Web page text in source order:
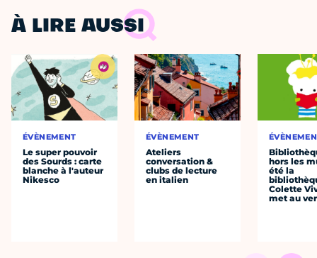
À LIRE AUSSI
ÉVÈNEMENT
Le super pouvoir
des Sourds : carte
blanche à l'auteur
Nikesco
ÉVÈNEMENT
Ateliers
conversation &
clubs de lecture
en italien
hors les
été la
Colette
met au